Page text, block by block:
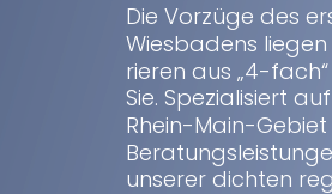
Die Vorzüge des
Wiesbadens
rieren aus „4-
Sie. Spezialisiert
Rhein-Main-
unserer dichten